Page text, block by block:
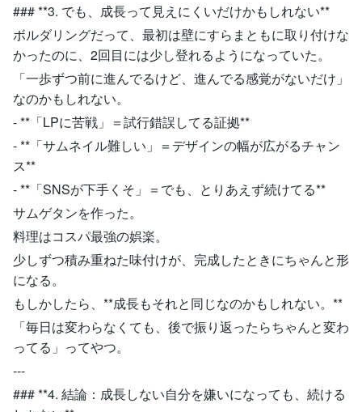
### **3. でも、成長って見えにくいだけかもしれない**
ボルダリングだって、最初は壁にすらまともに取り付けな
かったのに、2回目には少し登れるようになっていた。
「一歩ずつ前に進んでるけど、進んでる感覚がないだけ」
なのかもしれない。
- **「LPに苦戦」＝試行錯誤してる証拠**
- **「サムネイル難しい」＝デザインの幅が広がるチャン
ス**
- **「SNSが下手くそ」＝でも、とりあえず続けてる**
サムゲタンを作った。
料理はコスパ最強の娯楽。
少しずつ積み重ねた味付けが、完成したときにちゃんと形
になる。
もしかしたら、**成長もそれと同じなのかもしれない。**
「毎日は変わらなくても、後で振り返ったらちゃんと変わ
ってる」ってやつ。
---
### **4. 結論：成長しない自分を嫌いになっても、続ける